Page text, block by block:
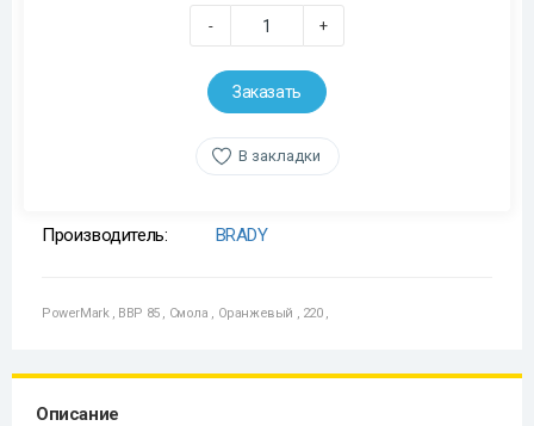
- +
Заказать
В закладки
Производитель: BRADY
PowerMark , BBP 85 , Смола , Оранжевый , 220 ,
Описание